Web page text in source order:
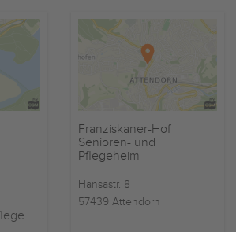
Franziskaner-Hof
Senioren- und
Pflegeheim
Hansastr. 8
57439 Attendorn